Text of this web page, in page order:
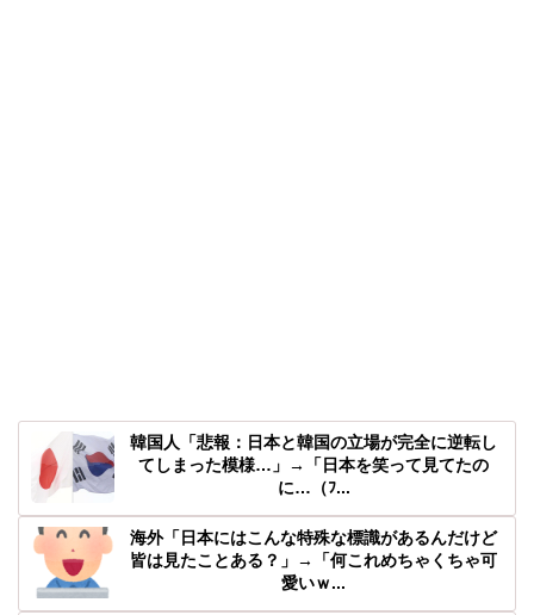
韓国人「悲報：日本と韓国の立場が完全に逆転し
てしまった模様…」→「日本を笑って見てたの
に…（ﾌ...
海外「日本にはこんな特殊な標識があるんだけど
皆は見たことある？」→「何これめちゃくちゃ可
愛いｗ...